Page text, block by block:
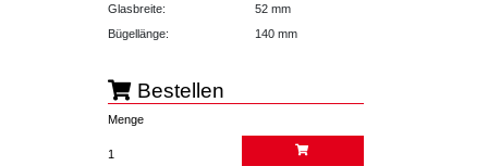
Glasbreite:
52 mm
Bügellänge:
140 mm
Bestellen
Menge